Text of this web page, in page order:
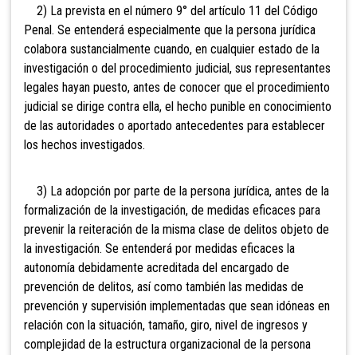
2) La prevista en el número 9° del artículo 11 del Código
Penal. Se entenderá especialmente que la persona jurídica
colabora sustancialmente cuando, en cualquier estado de la
investigación o del procedimiento judicial, sus representantes
legales hayan puesto, antes de conocer que el procedimiento
judicial se dirige contra ella, el hecho punible en conocimiento
de las autoridades o aportado antecedentes para establecer
los hechos investigados.
3) La adopción por parte de la persona jurídica, antes de la
formalización de la investigación, de medidas eficaces para
prevenir la reiteración de la misma clase de delitos objeto de
la investigación. Se entenderá por medidas eficaces la
autonomía debidamente acreditada del encargado de
prevención de delitos, así como también las medidas de
prevención y supervisión implementadas que sean idóneas en
relación con la situación, tamaño, giro, nivel de ingresos y
complejidad de la estructura organizacional de la persona